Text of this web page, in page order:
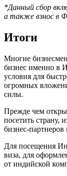
*Данный сбор
а также взнос в
Итоги
Многие
бизнес именно в
условия для
огромных
силы.
Прежде чем
посетить страну,
бизнес-
Для посещения
виза, для
от индийской